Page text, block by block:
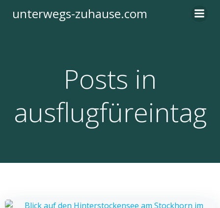
Inhalt
unterwegs-zuhause.com
Posts in
ausflugfüreintag